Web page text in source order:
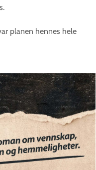
planen hennes hele